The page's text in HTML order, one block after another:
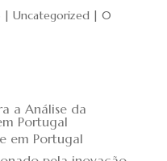
| Uncategorized| 0
a Análise da
Portugal
em Portugal